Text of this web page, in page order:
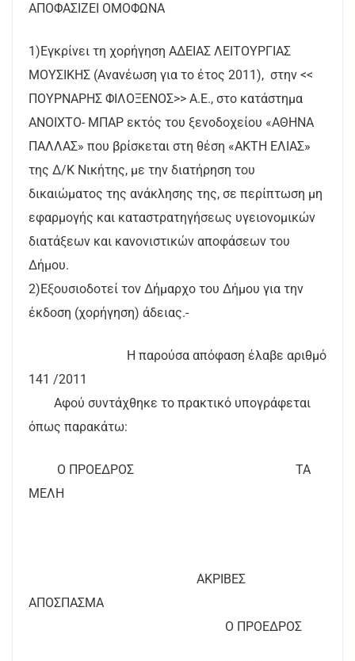
ΑΠΟΦΑΣΙΖΕΙ ΟΜΟΦΩΝΑ
1)Εγκρίνει τη χορήγηση ΑΔΕΙΑΣ ΛΕΙΤΟΥΡΓΙΑΣ
ΜΟΥΣΙΚΗΣ (Ανανέωση για το έτος 2011), στην <<
ΠΟΥΡΝΑΡΗΣ ΦΙΛΟΞΕΝΟΣ>> Α.Ε., στο κατάστημα
ΑΝΟΙΧΤΟ- ΜΠΑΡ εκτός του ξενοδοχείου «ΑΘΗΝΑ
ΠΑΛΛΑΣ» που βρίσκεται στη θέση «ΑΚΤΗ ΕΛΙΑΣ»
της Δ/Κ Νικήτης, με την διατήρηση του
δικαιώματος της ανάκλησης της, σε περίπτωση μη
εφαρμογής και καταστρατηγήσεως υγειονομικών
διατάξεων και κανονιστικών αποφάσεων του
Δήμου.
2)Εξουσιοδοτεί τον Δήμαρχο του Δήμου για την
έκδοση (χορήγηση) άδειας.-
Η παρούσα απόφαση έλαβε αριθμό
141 /2011
Αφού συντάχθηκε το πρακτικό υπογράφεται
όπως παρακάτω:
Ο ΠΡΟΕΔΡΟΣ ΤΑ
ΜΕΛΗ
ΑΚΡΙΒΕΣ
ΑΠΟΣΠΑΣΜΑ
Ο ΠΡΟΕΔΡΟΣ